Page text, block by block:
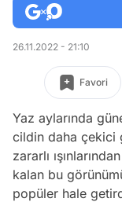
26.11.2022 - 21:10
Favori
Yaz aylarında
cildin daha çekici
zararlı
kalan bu
popüler hale